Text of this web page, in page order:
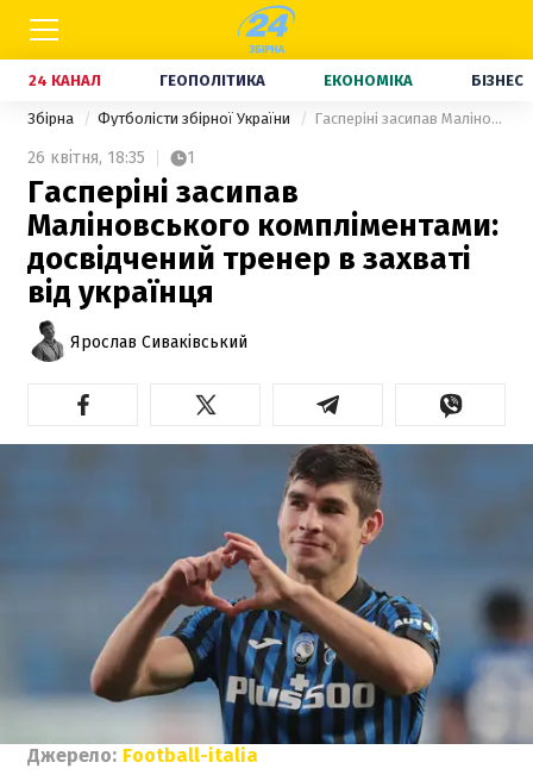
24 КАНАЛ ГЕОПОЛІТИКА ЕКОНОМІКА БІЗНЕС
Збірна Футболісти збірної України Гасперіні засипав Маліновського компліментами: досвідчений тренер в захваті від українця
26 квітня, 18:35 1
Гасперіні засипав
Маліновського компліментами:
досвідчений тренер в захваті
від українця
Ярослав Сиваківський
Джерело: Football-italia